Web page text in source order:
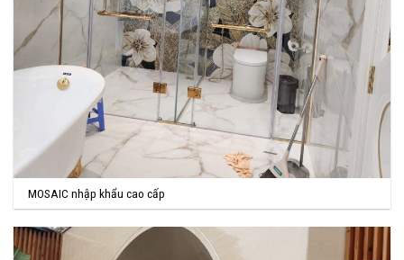
MOSAIC nhập khẩu cao cấp